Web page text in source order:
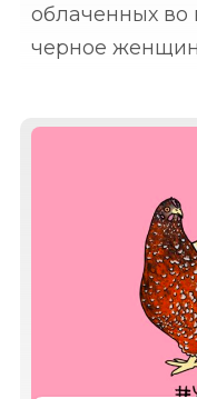
облаченных во
черное
сетей. В